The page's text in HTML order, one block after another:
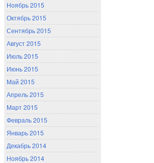
Ноябрь 2015
Октябрь 2015
Сентябрь 2015
Август 2015
Июль 2015
Июнь 2015
Май 2015
Апрель 2015
Март 2015
Февраль 2015
Январь 2015
Декабрь 2014
Ноябрь 2014